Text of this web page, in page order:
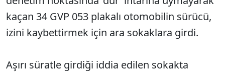
kaçan 34 GVP 053 plakalı otomobilin sürücü,
izini kaybettirmek için ara sokaklara girdi.
Aşırı süratle girdiği iddia edilen sokakta